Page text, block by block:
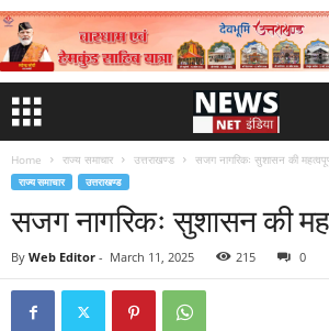
Home राज्य समाचार उत्तराखण्ड सजग नागरिकः सुशासन की
राज्य समाचार उत्तराखण्ड
सजग नागरिकः सुशासन की
By Web Editor - March 11, 2025 215 0